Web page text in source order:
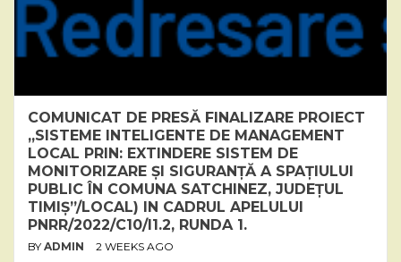
COMUNICAT DE PRESĂ FINALIZARE PROIECT
„SISTEME INTELIGENTE DE MANAGEMENT
LOCAL PRIN: EXTINDERE SISTEM DE
MONITORIZARE ȘI SIGURANȚĂ A SPAȚIULUI
PUBLIC ÎN COMUNA SATCHINEZ, JUDEȚUL
TIMIȘ”/LOCAL) IN CADRUL APELULUI
PNRR/2022/C10/I1.2, RUNDA 1.
BY ADMIN 2 WEEKS AGO